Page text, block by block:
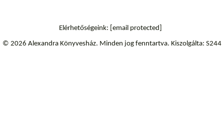
Elérhetőségeink: [email protected]
© 2026 Alexandra Könyvesház. Minden jog fenntartva. Kiszolgálta: S244